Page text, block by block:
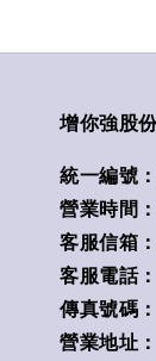
增你強股
統一編號
營業時間
客服信箱
客服電話
傳真號碼
營業地址